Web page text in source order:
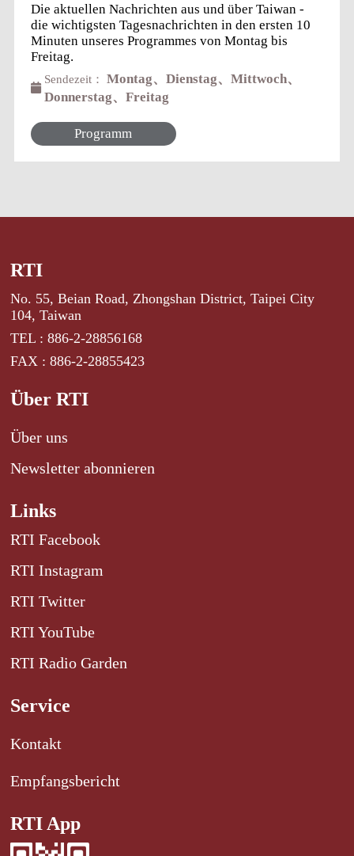
Die aktuellen Nachrichten aus und über Taiwan -
die wichtigsten Tagesnachrichten in den ersten 10
Minuten unseres Programmes von Montag bis
Freitag.
Sendezeit： Montag、Dienstag、Mittwoch、
Donnerstag、Freitag
Programm
RTI
No. 55, Beian Road, Zhongshan District, Taipei City
104, Taiwan
TEL : 886-2-28856168
FAX : 886-2-28855423
Über RTI
Über uns
Newsletter abonnieren
Links
RTI Facebook
RTI Instagram
RTI Twitter
RTI YouTube
RTI Radio Garden
Service
Kontakt
Empfangsbericht
RTI App